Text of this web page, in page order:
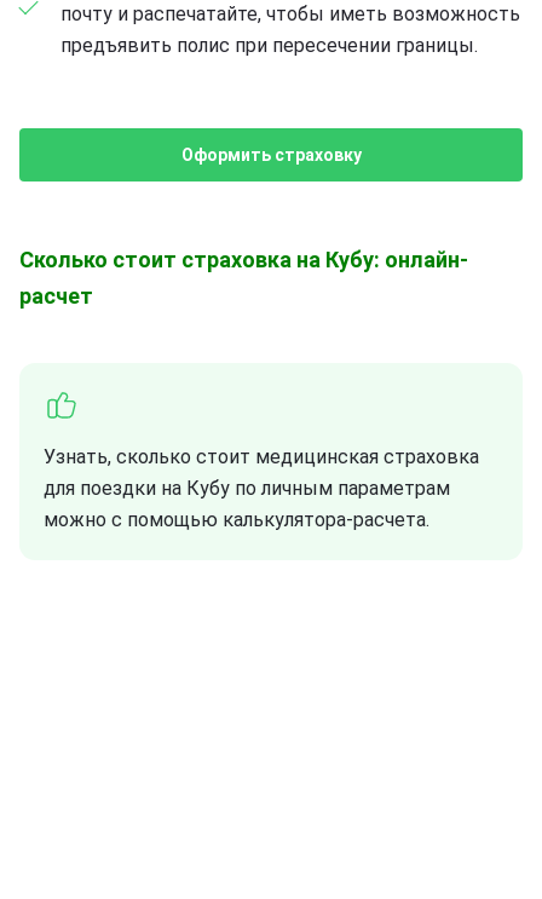
почту и распечатайте, чтобы иметь возможность
предъявить полис при пересечении границы.
Оформить страховку
Сколько стоит страховка на Кубу: онлайн-
расчет
Узнать, сколько стоит медицинская страховка
для поездки на Кубу по личным параметрам
можно с помощью калькулятора-расчета.